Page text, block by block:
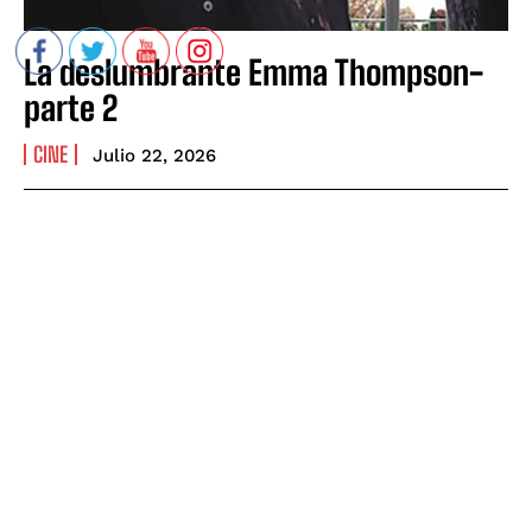
La deslumbrante Emma Thompson-
parte 2
CINE Julio 22, 2026